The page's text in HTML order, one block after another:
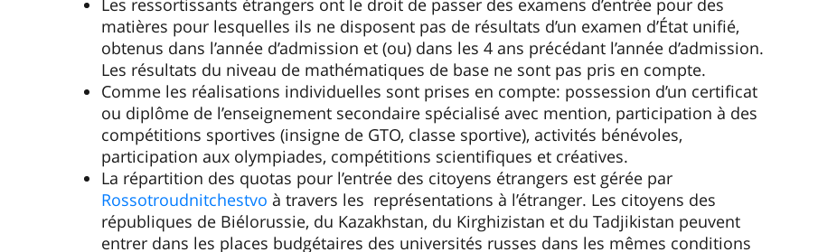
Pour les candidats, il est possible d’obtenir une bourse du gouvernement de la Fédération
de Russie sur le site web education-in-russia.com. Pour un email de support, contactez
applicant@kgsu.ru
Comité d'admission
Dmitry Viktorovitch Paliy
8-352-265-30-30
pk@kgsu.ru